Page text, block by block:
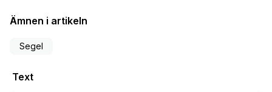
Ämnen i artikeln
Segel
Text